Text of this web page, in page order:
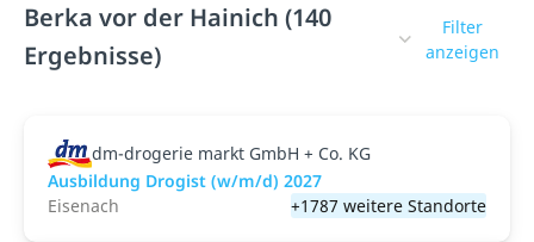
Berka vor der Hainich (140
Ergebnisse)
Filter
anzeigen
dm-drogerie markt GmbH + Co. KG
Ausbildung Drogist (w/m/d) 2027
Eisenach
+1787 weitere Standorte